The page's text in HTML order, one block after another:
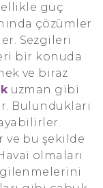
güç
çözümler
Sezgileri
bir konuda
ve biraz
uzman gibi
Bulundukları
ve bu şekilde
olmaları